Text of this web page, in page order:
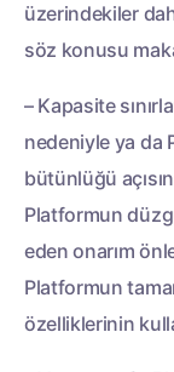
üzerindekiler
söz konusu
– Kapasite
nedeniyle ya da
bütünlüğü
Platformun
eden onarım
Platformun
özelliklerinin